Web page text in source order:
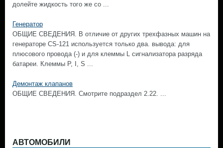
долейте жидкость того же со ...
Генератор
ОБЩИЕ СВЕДЕНИЯ. В отличие от других трехфазных машин на
генераторе CS-121 используется только два. вывода: для
плюсового провода (-) и для клеммы L сигнализатора разряда
батареи. Клеммы Р, I, S ...
Демонтаж клапанов
ОБЩИЕ СВЕДЕНИЯ. Смотрите подраздел 2.22. ...
АВТОМОБИЛИ